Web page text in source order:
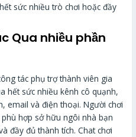
sức nhiều trò chơi hoặc đầy
Qua nhiều phần
tác phụ trợ thành viên gia
hết sức nhiều kênh cô quạnh,
email và điện thoại. Người chơi
hợp sở hữu ngôi nhà bạn
đầy đủ thành tích. Chat chơi